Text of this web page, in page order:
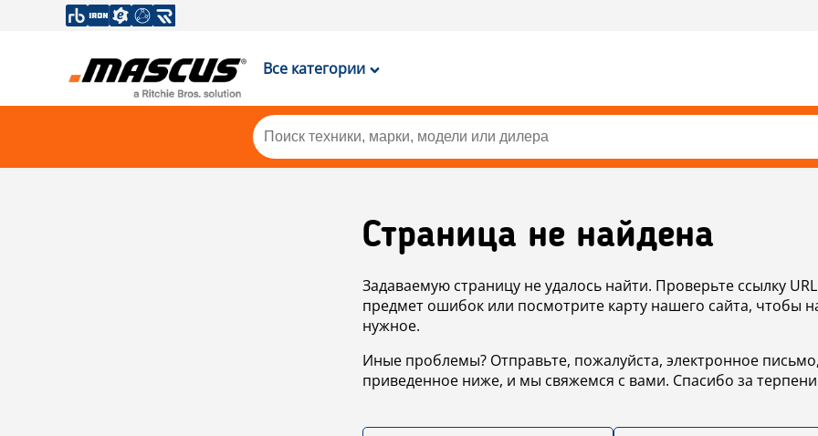
Все категории
Страница не найдена
Задаваемую страницу не удалось найти. Проверьте ссылку
предмет ошибок или посмотрите карту нашего сайта, чтобы
нужное.
Иные проблемы? Отправьте, пожалуйста, электронное
приведенное ниже, и мы свяжемся с вами. Спасибо за